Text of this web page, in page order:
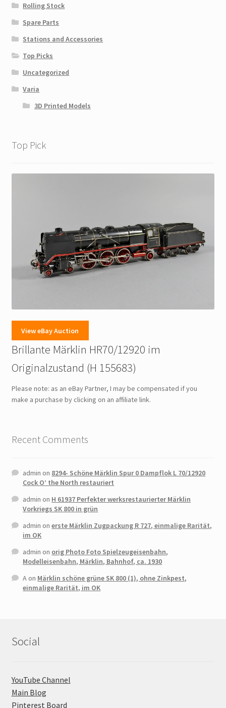
Rolling Stock
Spare Parts
Stations and Accessories
Top Picks
Uncategorized
Varia
3D Printed Models
Top Pick
View eBay Auction
Brillante Märklin HR70/12920 im
Originalzustand (H 155683)
Please note: as an eBay Partner, I may be compensated if you
make a purchase by clicking on an affiliate link.
Recent Comments
admin on 8294- Schöne Märklin Spur 0 Dampflok L 70/12920
Cock O’ the North restauriert
admin on H 61937 Perfekter werksrestaurierter Märklin
Vorkriegs SK 800 in grün
admin onerste Märklin Zugpackung R 727, einmalige Rarität,
im OK
admin on orig Photo Foto Spielzeugeisenbahn,
Modelleisenbahn, Märklin, Bahnhof, ca. 1930
Aon Märklin schöne grüne SK 800 (1), ohne Zinkpest,
einmalige Rarität, im OK
Social
YouTube Channel
Main Blog
Pinterest Board